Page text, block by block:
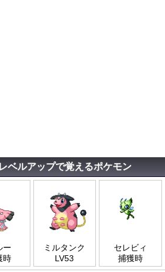
ベルアップで覚えるポケモン
ー
時
ミルタンク
LV53
セレビィ
捕獲時